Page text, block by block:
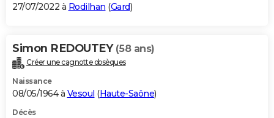
27/07/2022 à Rodilhan (Gard)
Simon REDOUTEY (58 ans)
Créer une cagnotte obsèques
Naissance
08/05/1964 à Vesoul (Haute-Saône)
Décès